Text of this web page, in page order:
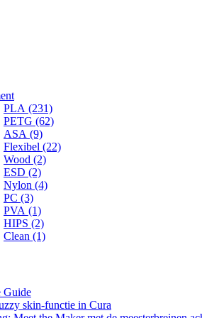
PLA (231)
PETG (62)
ASA (9)
Flexibel (22)
Wood (2)
ESD (2)
Nylon (4)
PC (3)
PVA (1)
HIPS (2)
Clean (1)
Guide
skin-functie in Cura